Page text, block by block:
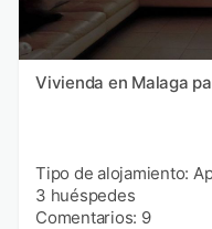
Vivienda en Malaga
Tipo de alojamiento:
3 huéspedes
Comentarios: 9